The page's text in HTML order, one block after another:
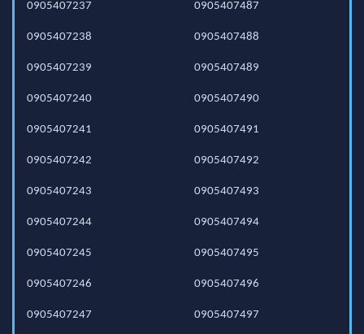
0905407237
0905407238
0905407239
0905407240
0905407241
0905407242
0905407243
0905407244
0905407245
0905407246
0905407247
0905407487
0905407488
0905407489
0905407490
0905407491
0905407492
0905407493
0905407494
0905407495
0905407496
0905407497